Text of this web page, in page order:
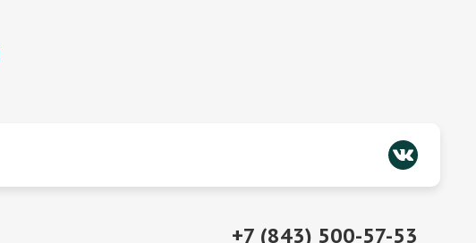
+7 (843) 500-57-53